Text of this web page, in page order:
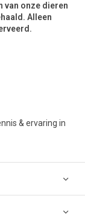
van onze dieren
Alleen
& ervaring in